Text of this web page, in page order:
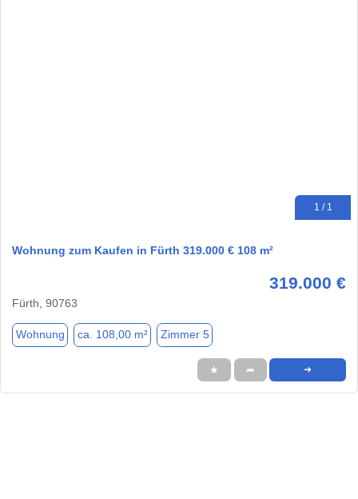
1 / 1
Wohnung zum Kaufen in Fürth 319.000 € 108 m²
319.000 €
Fürth, 90763
Wohnung ca. 108,00 m² Zimmer 5
★ ➦ ➜